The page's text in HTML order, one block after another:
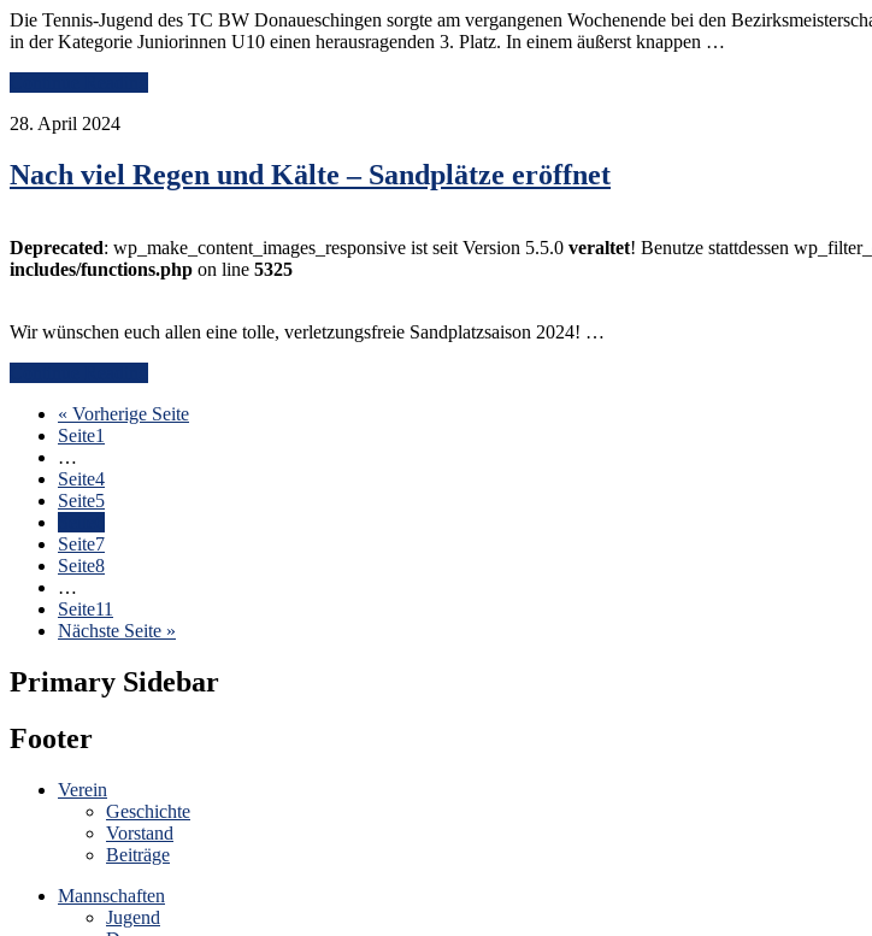
Die Tennis-Jugend des TC BW Donaueschingen sorgte am vergangenen Wochenende bei den
in der Kategorie Juniorinnen U10 einen herausragenden 3. Platz. In einem äußerst knappen …
28. April 2024
Nach viel Regen und Kälte – Sandplätze eröffnet
Deprecated: wp_make_content_images_responsive ist seit Version 5.5.0 veraltet! Benutze stattdessen
includes/functions.php on line 5325
Wir wünschen euch allen eine tolle, verletzungsfreie Sandplatzsaison 2024! …
« Vorherige Seite
Seite1
…
Seite4
Seite5
Seite7
Seite8
…
Seite11
Nächste Seite »
Primary Sidebar
Footer
Verein
Geschichte
Vorstand
Beiträge
Mannschaften
Jugend